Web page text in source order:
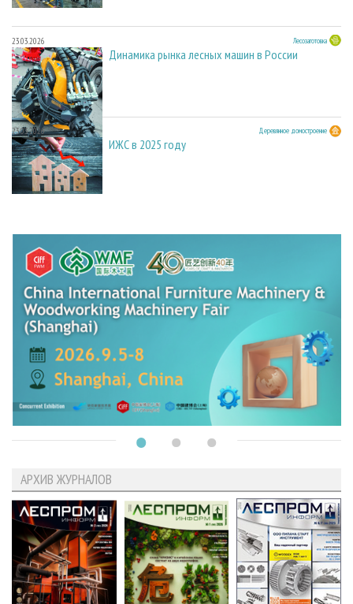
23.03.2026 Лесозаготовка
Динамика рынка лесных машин в России
23.03.2026 Деревянное домостроение
ИЖС в 2025 году
АРХИВ ЖУРНАЛОВ